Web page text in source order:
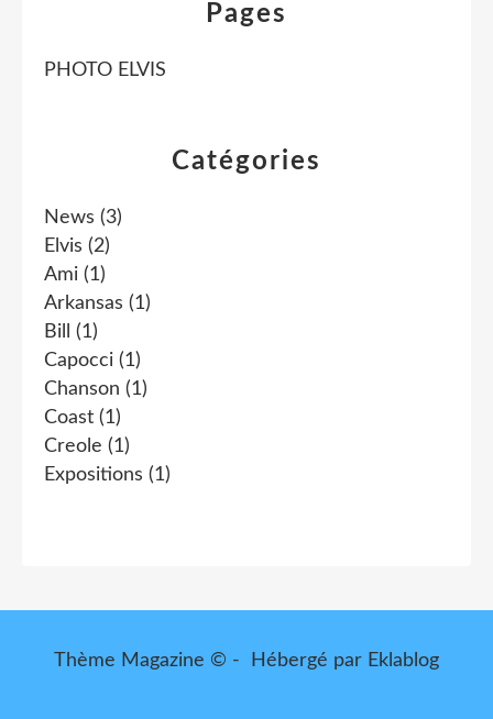
Catégories
News (3)
Elvis (2)
Ami (1)
Arkansas (1)
Bill
(1)
Capocci (1)
Chanson (1)
Coast (1)
Creole (1)
Expositions (1)
Pages
PHOTO ELVIS
Thème Magazine © - Hébergé par Eklablog